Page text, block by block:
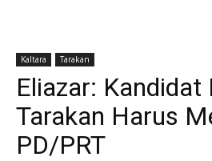
Kaltara Tarakan
Eliazar: Kandidat
Tarakan Harus
PD/PRT